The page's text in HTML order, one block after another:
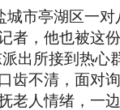
城市亭湖区一
，他也被这份
出所接到热心
齿不清，面对
老人情绪，一